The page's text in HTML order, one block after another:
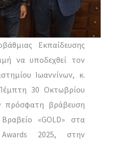
Εκπαίδευσης
να υποδεχθεί τον
Ιωαννίνων, κ.
30 Οκτωβρίου
πρόσφατη βράβευση
«GOLD» στα
2025, στην